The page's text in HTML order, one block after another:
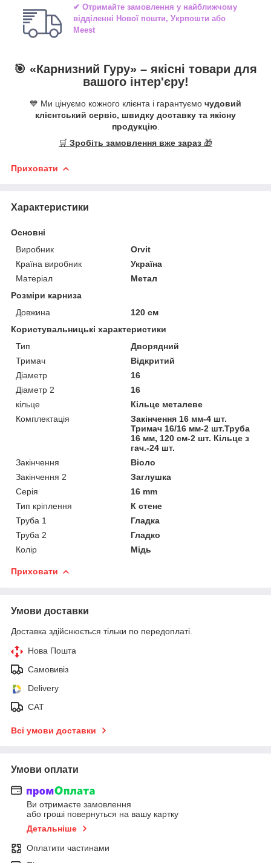
✔ Отримайте замовлення у найближчому
відділенні Нової пошти, Укрпошти або
Meest
🎯 «Карнизний Гуру» – якісні товари для
вашого інтер'єру!
💙 Ми цінуємо кожного клієнта і гарантуємо чудовий
клієнтський сервіс, швидку доставку та якісну
продукцію.
🛒 Зробіть замовлення вже зараз 🎁
Приховати
Характеристики
Основні
Виробник
Orvit
Країна виробник
Україна
Матеріал
Метал
Розміри карниза
Довжина
120 см
Користувальницькі характеристики
Тип
Дворядний
Тримач
Відкритий
Діаметр
16
Діаметр 2
16
кільце
Кільце металеве
Комплектація
Закінчення 16 мм-4 шт.
Тримач 16/16 мм-2 шт.Труба
16 мм, 120 см-2 шт. Кільце з
гач.-24 шт.
Закінчення
Віоло
Закінчення 2
Заглушка
Серія
16 mm
Тип кріплення
К стене
Труба 1
Гладка
Труба 2
Гладко
Колір
Мідь
Приховати
Умови доставки
Доставка здійснюється тільки по передоплаті.
Нова Пошта
Самовивіз
Delivery
САТ
Всі умови доставки
Умови оплати
Ви отримаєте замовлення
або гроші повернуться на вашу картку
Детальніше
Оплатити частинами